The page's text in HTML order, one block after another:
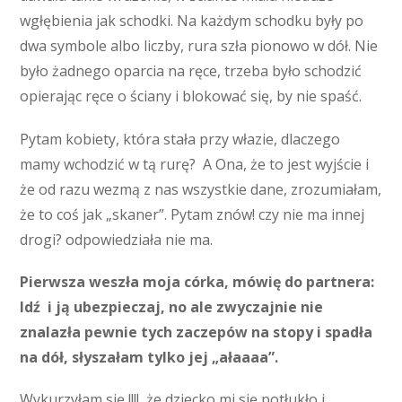
wgłębienia jak schodki. Na każdym schodku były po
dwa symbole albo liczby, rura szła pionowo w dół. Nie
było żadnego oparcia na ręce, trzeba było schodzić
opierając ręce o ściany i blokować się, by nie spaść.
Pytam kobiety, która stała przy włazie, dlaczego
mamy wchodzić w tą rurę? A Ona, że to jest wyjście i
że od razu wezmą z nas wszystkie dane, zrozumiałam,
że to coś jak „skaner”. Pytam znów! czy nie ma innej
drogi? odpowiedziała nie ma.
Pierwsza weszła moja córka, mówię do partnera:
Idź i ją ubezpieczaj, no ale zwyczajnie nie
znalazła pewnie tych zaczepów na stopy i spadła
na dół, słyszałam tylko jej „ałaaaa”.